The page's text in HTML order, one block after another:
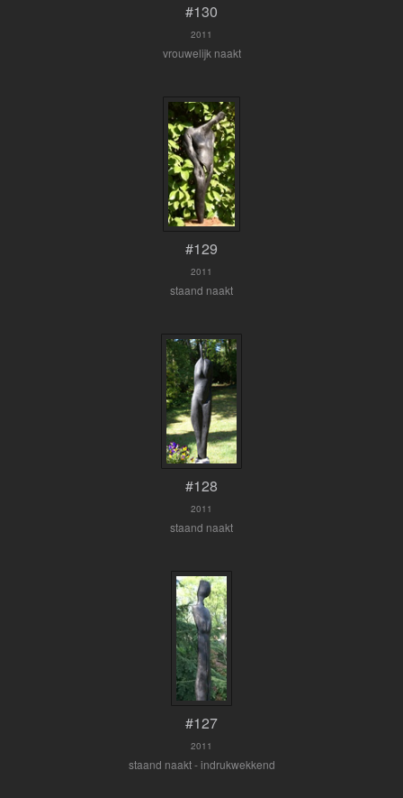
#130
2011
vrouwelijk naakt
#129
2011
staand naakt
#128
2011
staand naakt
#127
2011
staand naakt - indrukwekkend